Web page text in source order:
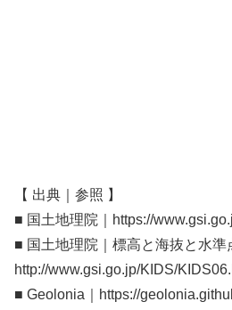
【 出典｜参照 】
■ 国土地理院｜https://
■ 国土地理院｜標高と海抜と水準
http://www.gsi.go.jp/KIDS/
■ Geolonia｜https://